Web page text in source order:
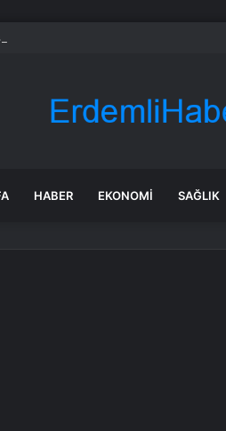
Google Gemini Yapay Zeka Asistanını
HABER EKONOMI SAĞLIK